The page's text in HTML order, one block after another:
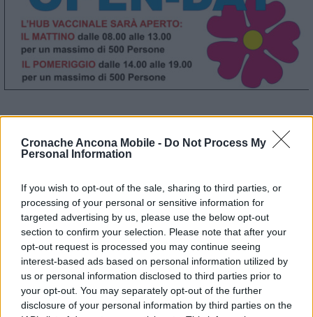
Cronache Ancona Mobile - Do Not Process My
Personal Information
If you wish to opt-out of the sale, sharing to third parties, or
processing of your personal or sensitive information for
targeted advertising by us, please use the below opt-out
section to confirm your selection. Please note that after your
opt-out request is processed you may continue seeing
interest-based ads based on personal information utilized by
us or personal information disclosed to third parties prior to
your opt-out. You may separately opt-out of the further
disclosure of your personal information by third parties on the
© RIPRODUZIONE RISERVATA
Commenti